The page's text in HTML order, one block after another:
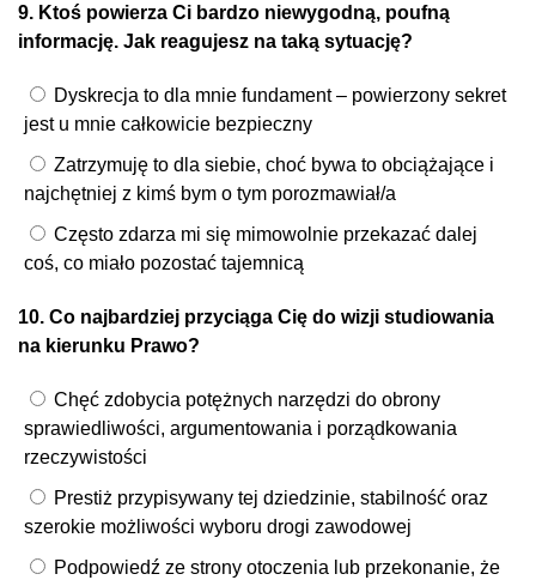
9. Ktoś powierza Ci bardzo niewygodną, poufną
informację. Jak reagujesz na taką sytuację?
Dyskrecja to dla mnie fundament – powierzony sekret
jest u mnie całkowicie bezpieczny
Zatrzymuję to dla siebie, choć bywa to obciążające i
najchętniej z kimś bym o tym porozmawiał/a
Często zdarza mi się mimowolnie przekazać dalej
coś, co miało pozostać tajemnicą
10. Co najbardziej przyciąga Cię do wizji studiowania
na kierunku Prawo?
Chęć zdobycia potężnych narzędzi do obrony
sprawiedliwości, argumentowania i porządkowania
rzeczywistości
Prestiż przypisywany tej dziedzinie, stabilność oraz
szerokie możliwości wyboru drogi zawodowej
Podpowiedź ze strony otoczenia lub przekonanie, że